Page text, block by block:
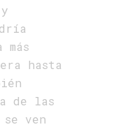
hasta
de las
se ven